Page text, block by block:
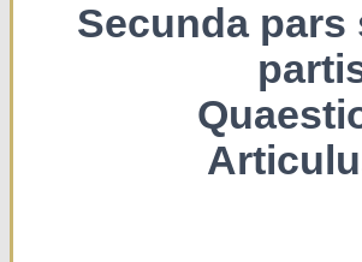
Secunda pars